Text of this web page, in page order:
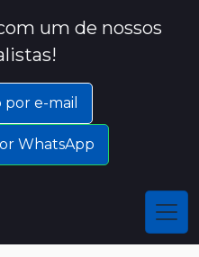
um de nossos
e-mail
WhatsApp